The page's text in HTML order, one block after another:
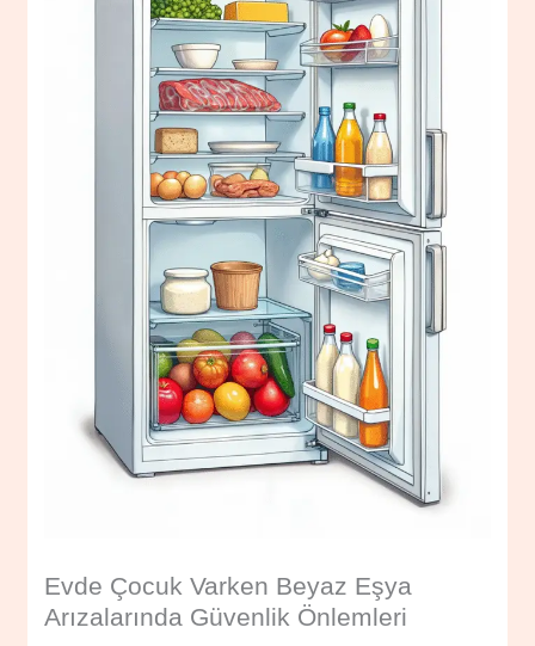
Evde Çocuk Varken Beyaz Eşya
Arızalarında Güvenlik Önlemleri